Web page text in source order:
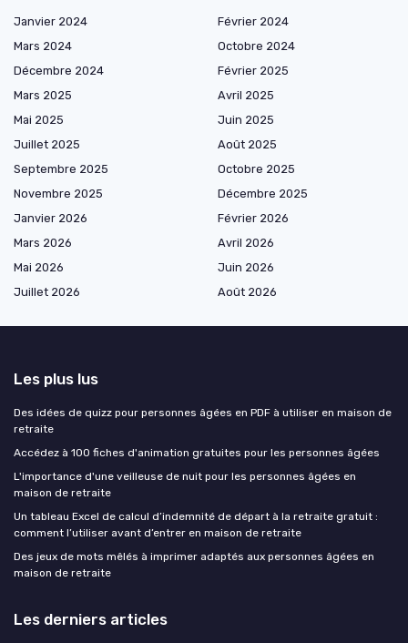
Janvier 2024
Février 2024
Mars 2024
Octobre 2024
Décembre 2024
Février 2025
Mars 2025
Avril 2025
Mai 2025
Juin 2025
Juillet 2025
Août 2025
Septembre 2025
Octobre 2025
Novembre 2025
Décembre 2025
Janvier 2026
Février 2026
Mars 2026
Avril 2026
Mai 2026
Juin 2026
Juillet 2026
Août 2026
Les plus lus
Des idées de quizz pour personnes âgées en PDF à utiliser en maison de
retraite
Accédez à 100 fiches d'animation gratuites pour les personnes âgées
L'importance d'une veilleuse de nuit pour les personnes âgées en
maison de retraite
Un tableau Excel de calcul d’indemnité de départ à la retraite gratuit :
comment l’utiliser avant d’entrer en maison de retraite
Des jeux de mots mêlés à imprimer adaptés aux personnes âgées en
maison de retraite
Les derniers articles